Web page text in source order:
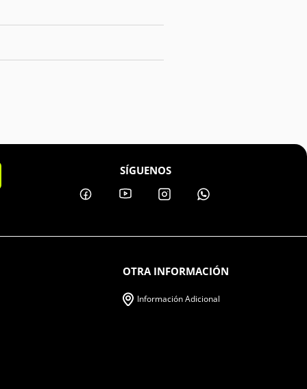
SÍGUENOS
OTRA INFORMACIÓN
Información Adicional